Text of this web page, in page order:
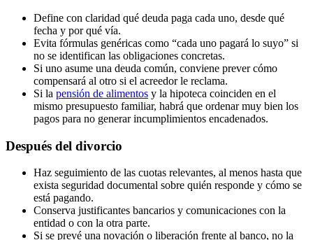
Define con claridad qué deuda paga cada uno, desde qué
fecha y por qué vía.
Evita fórmulas genéricas como “cada uno pagará lo suyo” si
no se identifican las obligaciones concretas.
Si uno asume una deuda común, conviene prever cómo
compensará al otro si el acreedor le reclama.
Si la pensión de alimentos y la hipoteca coinciden en el
mismo presupuesto familiar, habrá que ordenar muy bien los
pagos para no generar incumplimientos encadenados.
Después del divorcio
Haz seguimiento de las cuotas relevantes, al menos hasta que
exista seguridad documental sobre quién responde y cómo se
está pagando.
Conserva justificantes bancarios y comunicaciones con la
entidad o con la otra parte.
Si se prevé una novación o liberación frente al banco, no la